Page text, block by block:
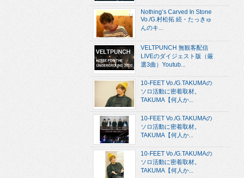
Nothing’s Carved In Stone
Vo./G.村松拓 続・たっきゅ
んのキ...
VELTPUNCH 無観客配信
LIVEのダイジェスト版（厳
選3曲）Youtub...
10-FEET Vo./G.TAKUMAの
ソロ活動に密着取材。
TAKUMA【何人か...
10-FEET Vo./G.TAKUMAの
ソロ活動に密着取材。
TAKUMA【何人か...
10-FEET Vo./G.TAKUMAの
ソロ活動に密着取材。
TAKUMA【何人か...